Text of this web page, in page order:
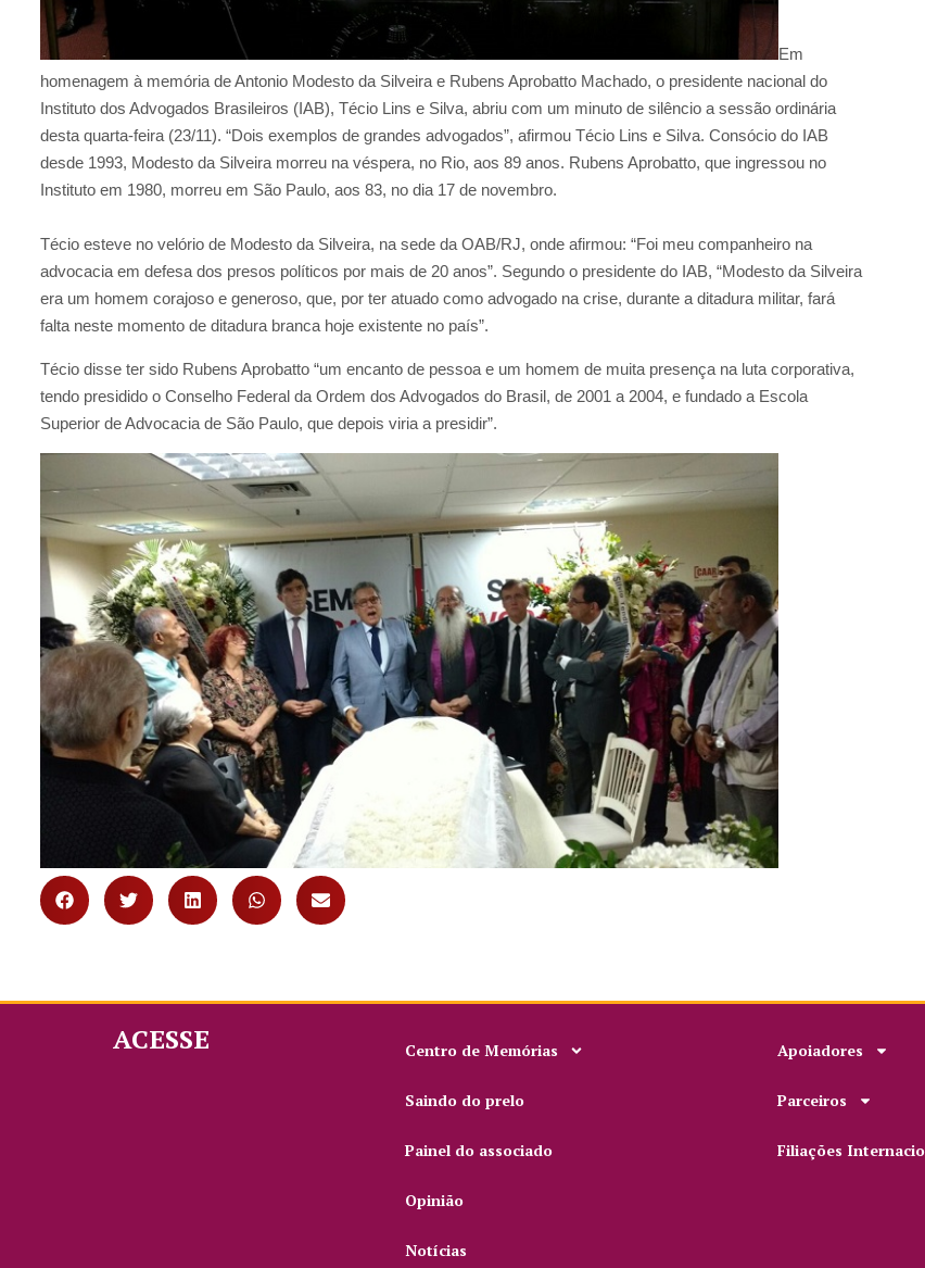
Em
homenagem à memória de Antonio Modesto da Silveira e Rubens Aprobatto Machado, o presidente nacional do
Instituto dos Advogados Brasileiros (IAB), Técio Lins e Silva, abriu com um minuto de silêncio a sessão ordinária
desta quarta-feira (23/11). “Dois exemplos de grandes advogados”, afirmou Técio Lins e Silva. Consócio do IAB
desde 1993, Modesto da Silveira morreu na véspera, no Rio, aos 89 anos. Rubens Aprobatto, que ingressou no
Instituto em 1980, morreu em São Paulo, aos 83, no dia 17 de novembro.
Técio esteve no velório de Modesto da Silveira, na sede da OAB/RJ, onde afirmou: “Foi meu companheiro na
advocacia em defesa dos presos políticos por mais de 20 anos”. Segundo o presidente do IAB, “Modesto da Silveira
era um homem corajoso e generoso, que, por ter atuado como advogado na crise, durante a ditadura militar, fará
falta neste momento de ditadura branca hoje existente no país”.
Técio disse ter sido Rubens Aprobatto “um encanto de pessoa e um homem de muita presença na luta corporativa,
tendo presidido o Conselho Federal da Ordem dos Advogados do Brasil, de 2001 a 2004, e fundado a Escola
Superior de Advocacia de São Paulo, que depois viria a presidir”.
ACESSE Centro de Memórias
Saindo do prelo
Painel do associado
Opinião
Notícias
Apoiadores
Parceiros
Filiações